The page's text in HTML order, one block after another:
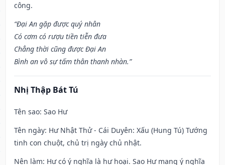
công.
“Đại An gặp được quý nhân
Có cơm có rượu tiền tiễn đưa
Chẳng thời cũng được Đại An
Bình an vô sự tấm thân thanh nhàn.”
Nhị Thập Bát Tú
Tên sao: Sao Hư
Tên ngày: Hư Nhật Thử - Cái Duyên: Xấu (Hung Tú) Tướng
tinh con chuột, chủ trị ngày chủ nhật.
Nên làm: Hư có ý nghĩa là hư hoại. Sao Hư mang ý nghĩa